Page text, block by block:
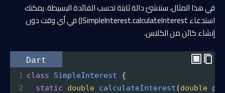
في هذا المثال، سننشئ دالة ثابتة تحسب الفائدة البسيطة. يمكنك
استدعاء SimpleInterest.calculateInterest() في أي وقت دون
إنشاء كائن من الكلاس.
Dart
1 class SimpleInterest {
2
static double calculateInterest (double